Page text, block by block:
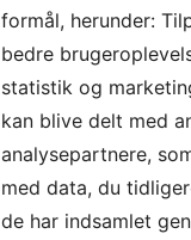
formål, herunder:
bedre
statistik og
kan blive delt med
analysepartnere,
med data, du
de har indsamlet